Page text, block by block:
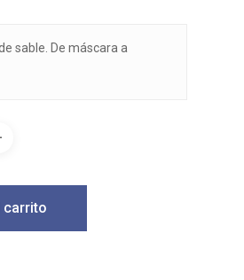
sable. De máscara a
carrito